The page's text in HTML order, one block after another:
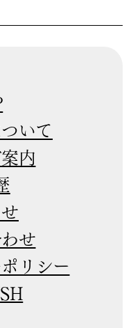
いて
内
せ
リシー